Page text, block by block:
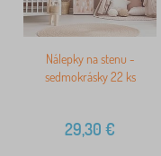
Nálepky na stenu -
sedmokrásky 22 ks
29,30 €